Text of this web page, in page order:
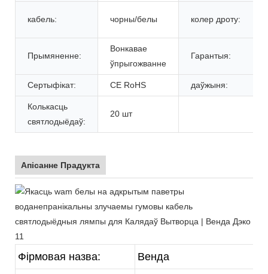
кабель: чорны/белы колер дроту:
Прымяненне:
Вонкавае
ўпрыгожванне
Гарантыя:
Сертыфікат: CE RoHS даўжыня:
Колькасць
святлодыёдаў:
20 шт
Апісанне Прадукта
Фірмовая назва: Венда